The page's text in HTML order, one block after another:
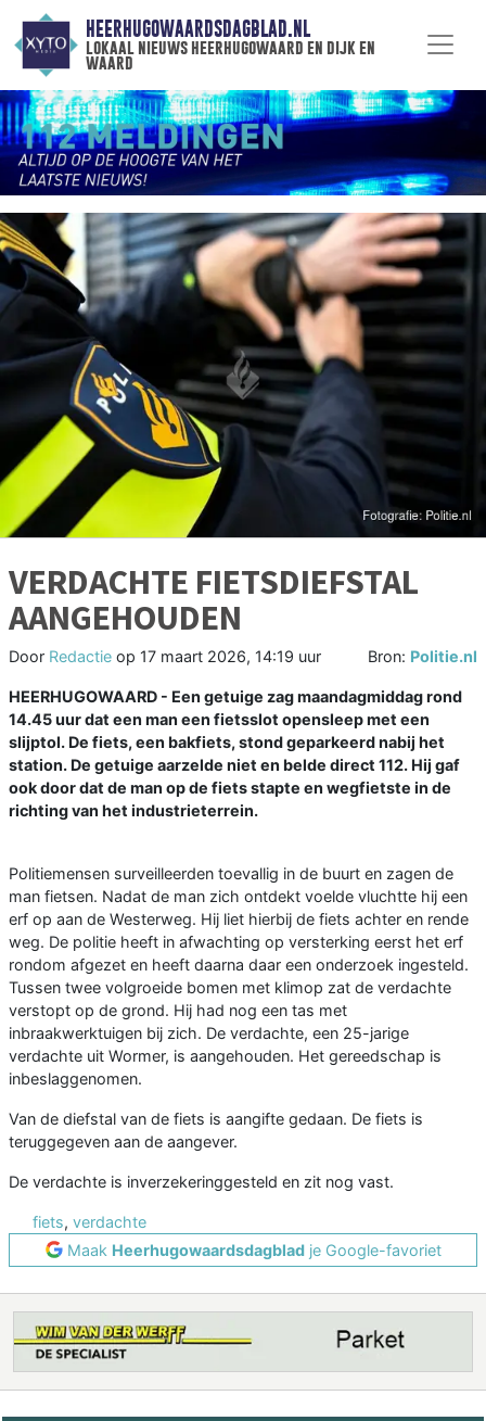
HEERHUGOWAARDSDAGBLAD.NL
lokaal nieuws heerhugowaard en dijk en
waard
VERDACHTE FIETSDIEFSTAL
AANGEHOUDEN
Door Redactie op 17 maart 2026, 14:19 uur Bron: Politie.nl
HEERHUGOWAARD - Een getuige zag maandagmiddag rond
14.45 uur dat een man een fietsslot opensleep met een
slijptol. De fiets, een bakfiets, stond geparkeerd nabij het
station. De getuige aarzelde niet en belde direct 112. Hij gaf
ook door dat de man op de fiets stapte en wegfietste in de
richting van het industrieterrein.
Politiemensen surveilleerden toevallig in de buurt en zagen de
man fietsen. Nadat de man zich ontdekt voelde vluchtte hij een
erf op aan de Westerweg. Hij liet hierbij de fiets achter en rende
weg. De politie heeft in afwachting op versterking eerst het erf
rondom afgezet en heeft daarna daar een onderzoek ingesteld.
Tussen twee volgroeide bomen met klimop zat de verdachte
verstopt op de grond. Hij had nog een tas met
inbraakwerktuigen bij zich. De verdachte, een 25-jarige
verdachte uit Wormer, is aangehouden. Het gereedschap is
inbeslaggenomen.
Van de diefstal van de fiets is aangifte gedaan. De fiets is
teruggegeven aan de aangever.
De verdachte is inverzekeringgesteld en zit nog vast.
fiets, verdachte
Maak Heerhugowaardsdagbladje Google-favoriet